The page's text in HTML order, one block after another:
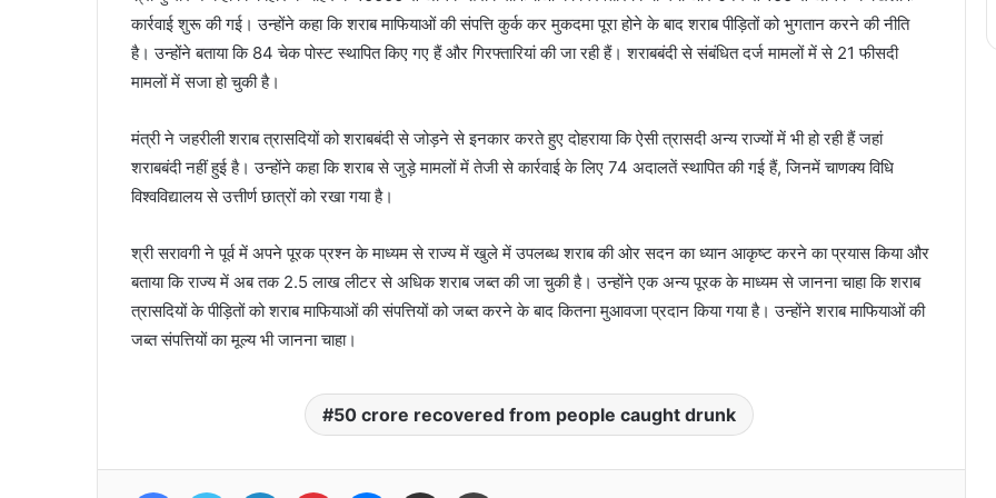
कार्रवाई शुरू की गई। उन्होंने कहा कि शराब माफियाओं की संपत्ति कुर्क कर मुकदमा पूरा होने के बाद शराब पीड़ितों को भुगतान करने की नीति
है। उन्होंने बताया कि 84 चेक पोस्ट स्थापित किए गए हैं और गिरफ्तारियां की जा रही हैं। शराबबंदी से संबंधित दर्ज मामलों में से 21 फीसदी
मामलों में सजा हो चुकी है।
मंत्री ने जहरीली शराब त्रासदियों को शराबबंदी से जोड़ने से इनकार करते हुए दोहराया कि ऐसी त्रासदी अन्य राज्यों में भी हो रही हैं जहां
शराबबंदी नहीं हुई है। उन्होंने कहा कि शराब से जुड़े मामलों में तेजी से कार्रवाई के लिए 74 अदालतें स्थापित की गई हैं, जिनमें चाणक्य विधि
विश्वविद्यालय से उत्तीर्ण छात्रों को रखा गया है।
श्री सरावगी ने पूर्व में अपने पूरक प्रश्न के माध्यम से राज्य में खुले में उपलब्ध शराब की ओर सदन का ध्यान आकृष्ट करने का प्रयास किया और
बताया कि राज्य में अब तक 2.5 लाख लीटर से अधिक शराब जब्त की जा चुकी है। उन्होंने एक अन्य पूरक के माध्यम से जानना चाहा कि शराब
त्रासदियों के पीड़ितों को शराब माफियाओं की संपत्तियों को जब्त करने के बाद कितना मुआवजा प्रदान किया गया है। उन्होंने शराब माफियाओं की
जब्त संपत्तियों का मूल्य भी जानना चाहा।
50 crore recovered from people caught drunk
FacebookTwitter LinkedIn Pinterest Messenger
Share via Email